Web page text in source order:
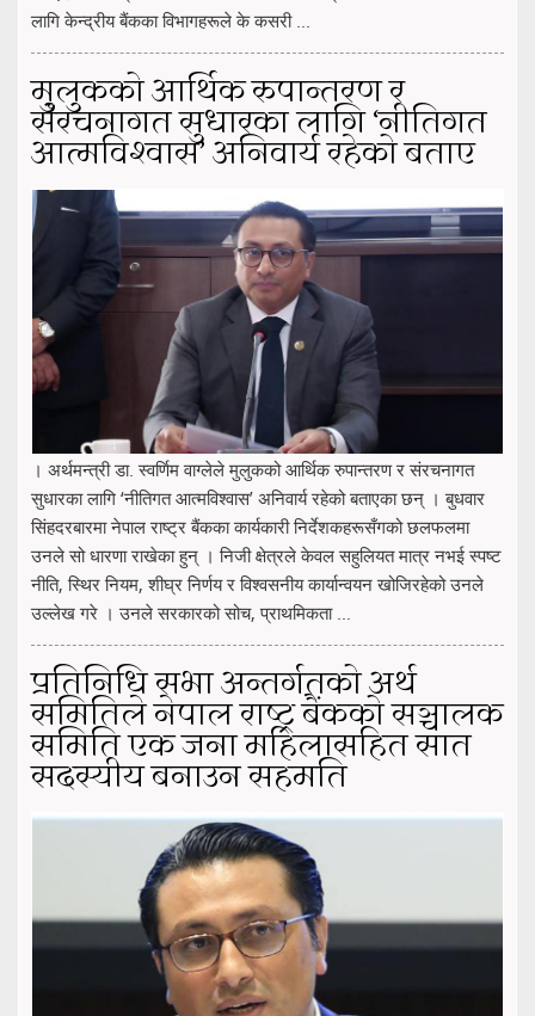
लागि केन्द्रीय बैंकका विभागहरूले के कसरी ...
मुलुकको आर्थिक रुपान्तरण र
संरचनागत सुधारका लागि ‘नीतिगत
आत्मविश्वास’ अनिवार्य रहेको बताए
। अर्थमन्त्री डा. स्वर्णिम वाग्लेले मुलुकको आर्थिक रुपान्तरण र संरचनागत
सुधारका लागि ‘नीतिगत आत्मविश्वास’ अनिवार्य रहेको बताएका छन् । बुधवार
सिंहदरबारमा नेपाल राष्ट्र बैंकका कार्यकारी निर्देशकहरूसँगको छलफलमा
उनले सो धारणा राखेका हुन् । निजी क्षेत्रले केवल सहुलियत मात्र नभई स्पष्ट
नीति, स्थिर नियम, शीघ्र निर्णय र विश्वसनीय कार्यान्वयन खोजिरहेको उनले
उल्लेख गरे । उनले सरकारको सोच, प्राथमिकता ...
प्रतिनिधि सभा अन्तर्गतको अर्थ
समितिले नेपाल राष्ट्र बैंकको सञ्चालक
समिति एक जना महिलासहित सात
सदस्यीय बनाउन सहमति